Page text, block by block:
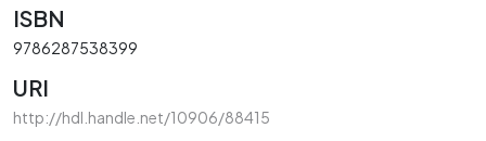
ISBN
9786287538399
URI
http://hdl.handle.net/10906/88415